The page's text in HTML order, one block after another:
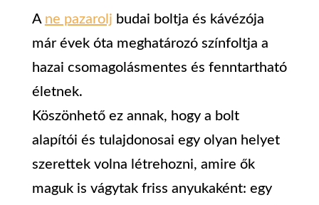
A ne pazarolj budai boltja és kávézója
már évek óta meghatározó színfoltja a
hazai csomagolásmentes és fenntartható
életnek.
Köszönhető ez annak, hogy a bolt
alapítói és tulajdonosai egy olyan helyet
szerettek volna létrehozni, amire ők
maguk is vágytak friss anyukaként: egy